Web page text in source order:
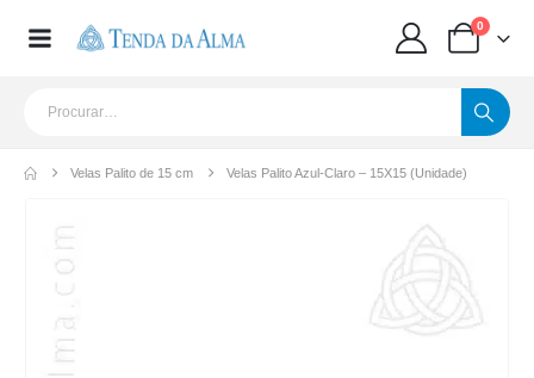
0
Velas Palito de 15 cm Velas Palito Azul-Claro – 15X15 (Unidade)